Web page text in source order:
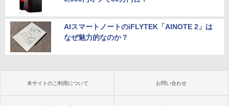
AIスマートノートのiFLYTEK「AINOTE 2」は
なぜ魅力的なのか？
本サイトのご利用について お問い合わせ